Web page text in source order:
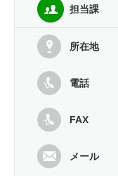
担当課
所在地
電話
FAX
メール